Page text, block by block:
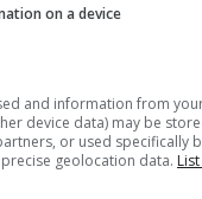
on a device
and information from
device data) may be
or used specifically
geolocation data.